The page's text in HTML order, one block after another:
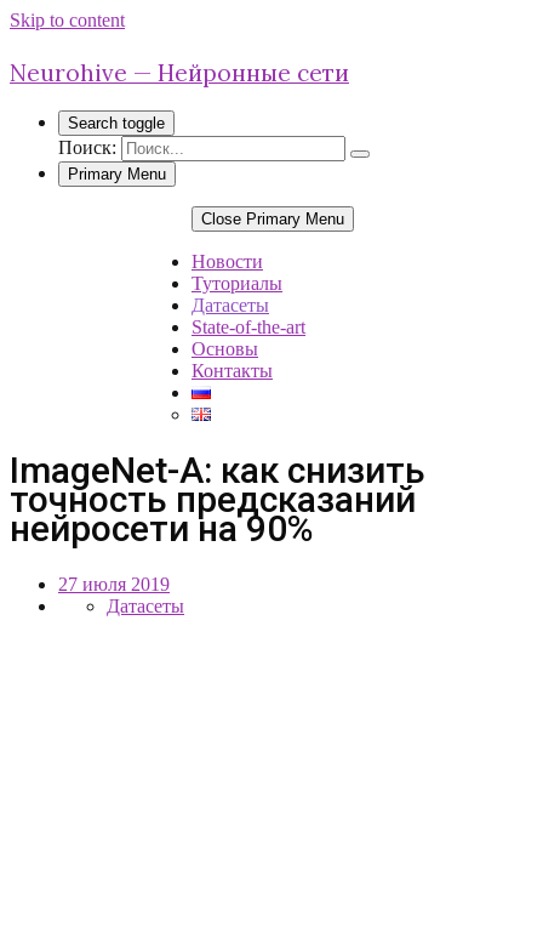
Skip to content
Neurohive — Нейронные сети
Search toggle
Поиск:
Primary Menu
Close Primary Menu
Новости
Туториалы
Датасеты
State-of-the-art
Основы
Контакты
ImageNet-A: как снизить
точность предсказаний
нейросети на 90%
27 июля 2019
Датасеты